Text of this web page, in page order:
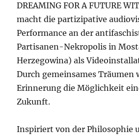
DREAMING FOR A FUTURE
macht die partizipative
Performance an der
Partisanen-Nekropolis in
Herzegowina) als
Durch gemeinsames Träumen
Erinnerung die Möglichkeit
Zukunft.
Inspiriert von der Philosophie